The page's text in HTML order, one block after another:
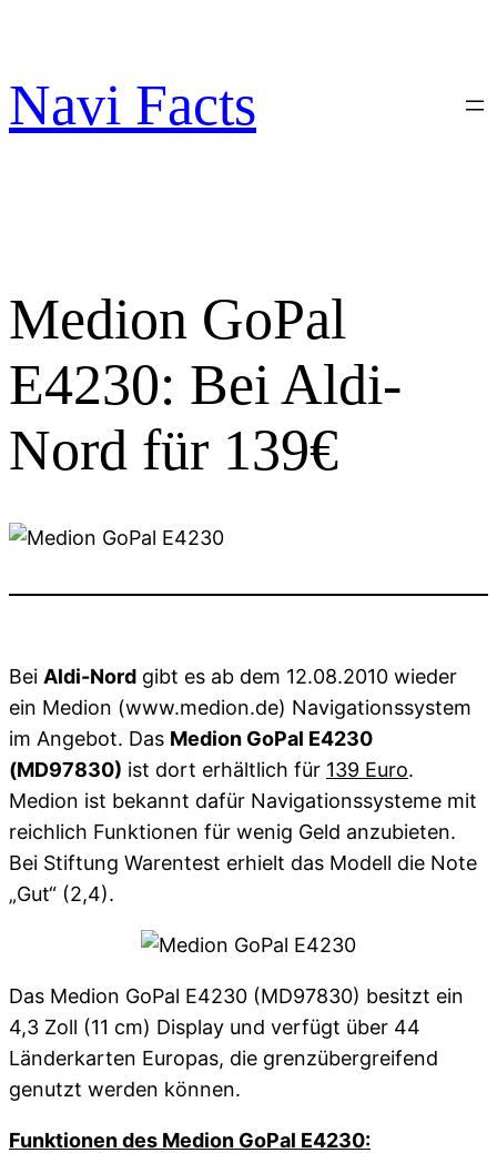
springen
Navi Facts
Medion GoPal
E4230: Bei Aldi-
Nord für 139€
Bei Aldi-Nord gibt es ab dem 12.08.2010 wieder
ein Medion (www.medion.de) Navigationssystem
im Angebot. Das Medion GoPal E4230
(MD97830) ist dort erhältlich für 139 Euro.
Medion ist bekannt dafür Navigationssysteme mit
reichlich Funktionen für wenig Geld anzubieten.
Bei Stiftung Warentest erhielt das Modell die Note
„Gut“ (2,4).
Das Medion GoPal E4230 (MD97830) besitzt ein
4,3 Zoll (11 cm) Display und verfügt über 44
Länderkarten Europas, die grenzübergreifend
genutzt werden können.
Funktionen des Medion GoPal E4230: